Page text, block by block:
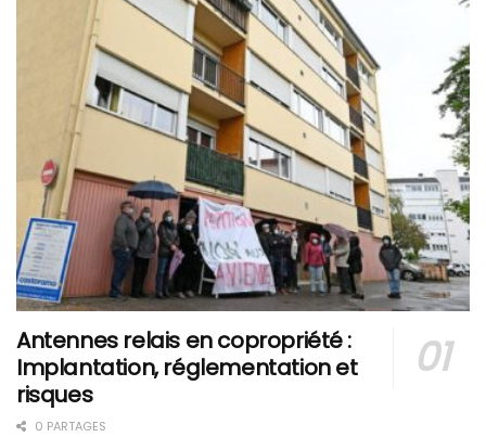
Antennes relais en copropriété :
Implantation, réglementation et
risques
0 PARTAGES